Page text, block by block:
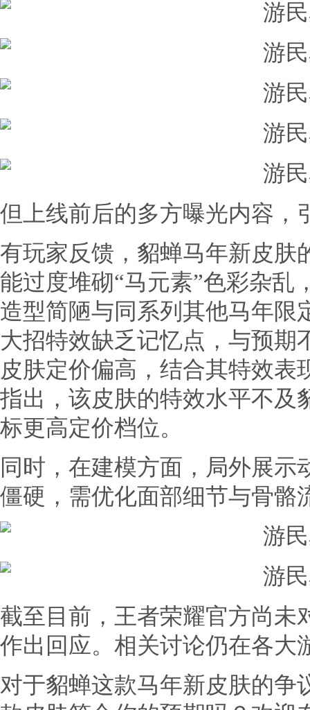
但上线前后的多方曝光内容，
有玩家反馈，貂蝉马年新皮肤
能过度堆砌“马元素”色彩杂乱
造型简陋与同系列其他马年限
大招特效缺乏记忆点，与预期
皮肤定价偏高，结合其特效表
指出，该皮肤的特效水平不及
标更高定价档位。
同时，在建模方面，局外展
僵硬，需优化面部细节与骨骼
截至目前，王者荣耀官方尚未
作出回应。相关讨论仍在各大
对于貂蝉这款马年新皮肤的争